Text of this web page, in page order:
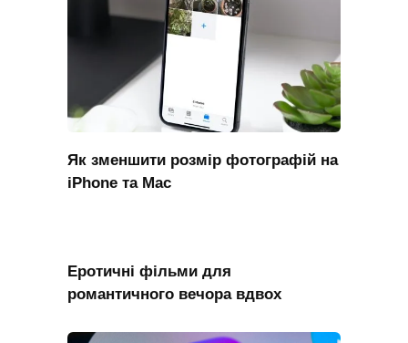
Як зменшити розмір фотографій на
iPhone та Mac
Еротичні фільми для
романтичного вечора вдвох